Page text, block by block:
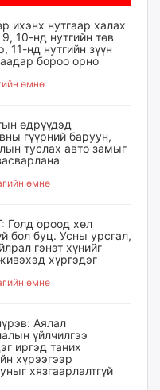
ихэнх нутгаар халах
10-нд нутгийн төв
11-нд нутгийн зүүн
бороо орно
өмнө
өдрүүдэд
гүүрний баруун,
туслах авто замыг
өмнө
Голд ороод хөл
бол буц. Усны урсгал,
гэнэт хүнийг
хүргэдэг
өмнө
Аялал
үйлчилгээ
иргэд таних
хүрээгээр
хязгаарлалтгүй